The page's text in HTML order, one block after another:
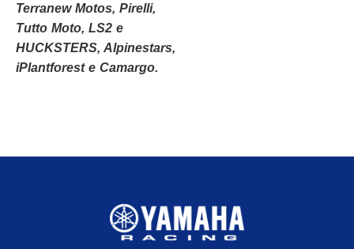
Terranew Motos, Pirelli,
Tutto Moto, LS2 e
HUCKSTERS, Alpinestars,
iPlantforest e Camargo.